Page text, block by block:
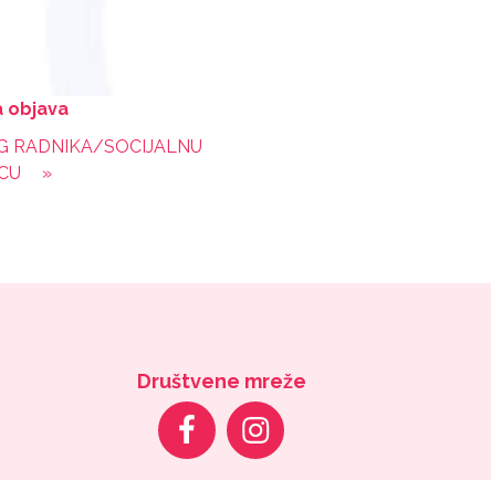
objava
RADNIKA/SOCIJALNU
»
Društvene mreže